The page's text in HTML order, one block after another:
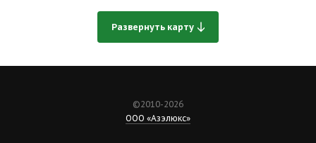
Развернуть карту
©2010-2026
ООО «Азэлюкс»